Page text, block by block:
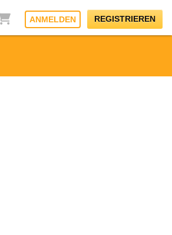
ANMELDEN REGISTRIEREN